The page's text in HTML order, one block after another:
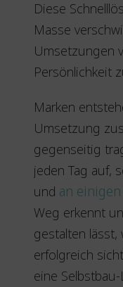
Diese
Masse
Umsetzungen
Persönlichkeit
Marken
Umsetzung
gegenseitig
jeden Tag auf,
und an
Weg erkennt
gestalten lässt,
erfolgreich
eine